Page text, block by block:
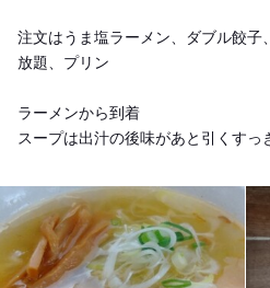
注文はうま塩ラーメン、ダブル餃子
放題、プリン
ラーメンから到着
スープは出汁の後味があと引くすっ